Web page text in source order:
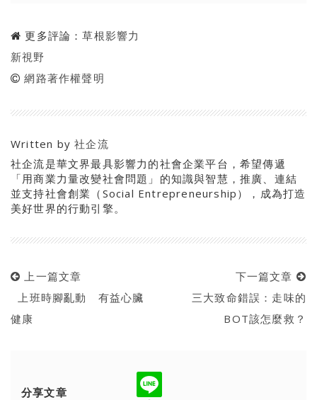
更多評論：草根影響力
新視野
網路著作權聲明
Written by社企流
社企流是華文界最具影響力的社會企業平台，希望傳遞
「用商業力量改變社會問題」的知識與智慧，推廣、連結
並支持社會創業（Social Entrepreneurship），成為打造
美好世界的行動引擎。
上一篇文章
上班時腳亂動 有益心臟
健康
下一篇文章
三大致命錯誤：走味的
BOT該怎麼救？
分享文章